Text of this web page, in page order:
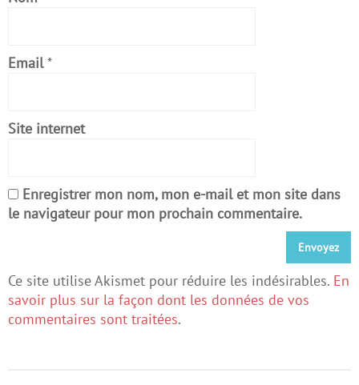
Email *
Site internet
Enregistrer mon nom, mon e-mail et mon site dans
le navigateur pour mon prochain commentaire.
Ce site utilise Akismet pour réduire les indésirables. En
savoir plus sur la façon dont les données de vos
commentaires sont traitées.